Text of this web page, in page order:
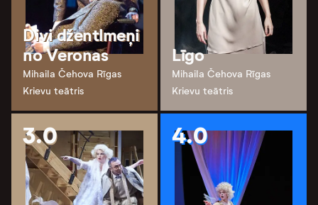
Divi džentlmeņi
no Veronas
Mihaila Čehova Rīgas
Krievu teātris
Līgo
Mihaila Čehova Rīgas
Krievu teātris
3.0 4.0